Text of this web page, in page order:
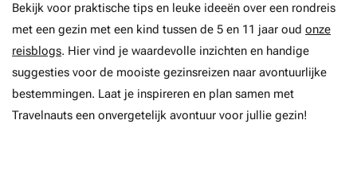
Bekijk voor praktische tips en leuke ideeën over een rondreis
met een gezin met een kind tussen de 5 en 11 jaar oud onze
reisblogs. Hier vind je waardevolle inzichten en handige
suggesties voor de mooiste gezinsreizen naar avontuurlijke
bestemmingen. Laat je inspireren en plan samen met
Travelnauts een onvergetelijk avontuur voor jullie gezin!